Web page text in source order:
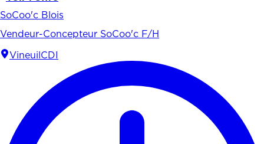
SoCoo'c Blois
Vendeur-Concepteur SoCoo'c F/H
Vineuil CDI